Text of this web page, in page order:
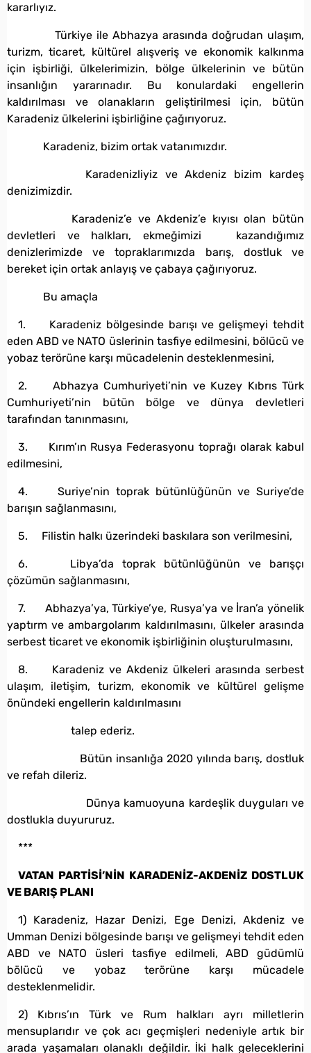
kararlıyız.
Türkiye ile Abhazya arasında doğrudan ulaşım,
turizm, ticaret, kültürel alışveriş ve ekonomik kalkınma
için işbirliği, ülkelerimizin, bölge ülkelerinin ve bütün
insanlığın yararınadır. Bu konulardaki engellerin
kaldırılması ve olanakların geliştirilmesi için, bütün
Karadeniz ülkelerini işbirliğine çağırıyoruz.
Karadeniz, bizim ortak vatanımızdır.
Karadenizliyiz ve Akdeniz bizim kardeş
denizimizdir.
Karadeniz’e ve Akdeniz’e kıyısı olan bütün
devletleri ve halkları, ekmeğimizi kazandığımız
denizlerimizde ve topraklarımızda barış, dostluk ve
bereket için ortak anlayış ve çabaya çağırıyoruz.
Bu amaçla
1. Karadeniz bölgesinde barışı ve gelişmeyi tehdit
eden ABD ve NATO üslerinin tasfiye edilmesini, bölücü ve
yobaz terörüne karşı mücadelenin desteklenmesini,
2. Abhazya Cumhuriyeti’nin ve Kuzey Kıbrıs Türk
Cumhuriyeti’nin bütün bölge ve dünya devletleri
tarafından tanınmasını,
3. Kırım’ın Rusya Federasyonu toprağı olarak kabul
edilmesini,
4. Suriye’nin toprak bütünlüğünün ve Suriye’de
barışın sağlanmasını,
5. Filistin halkı üzerindeki baskılara son verilmesini,
6. Libya’da toprak bütünlüğünün ve barışçı
çözümün sağlanmasını,
7. Abhazya’ya, Türkiye’ye, Rusya’ya ve İran’a yönelik
yaptırm ve ambargolarım kaldırılmasını, ülkeler arasında
serbest ticaret ve ekonomik işbirliğinin oluşturulmasını,
8. Karadeniz ve Akdeniz ülkeleri arasında serbest
ulaşım, iletişim, turizm, ekonomik ve kültürel gelişme
önündeki engellerin kaldırılmasını
talep ederiz.
Bütün insanlığa 2020 yılında barış, dostluk
ve refah dileriz.
Dünya kamuoyuna kardeşlik duyguları ve
dostlukla duyururuz.
***
VATAN PARTİSİ’NİN KARADENİZ-AKDENİZ DOSTLUK
VE BARIŞ PLANI
1) Karadeniz, Hazar Denizi, Ege Denizi, Akdeniz ve
Umman Denizi bölgesinde barışı ve gelişmeyi tehdit eden
ABD ve NATO üsleri tasfiye edilmeli, ABD güdümlü
bölücü ve yobaz terörüne karşı mücadele
desteklenmelidir.
2) Kıbrıs’ın Türk ve Rum halkları ayrı milletlerin
mensuplarıdır ve çok acı geçmişleri nedeniyle artık bir
arada yaşamaları olanaklı değildir. İki halk geleceklerini